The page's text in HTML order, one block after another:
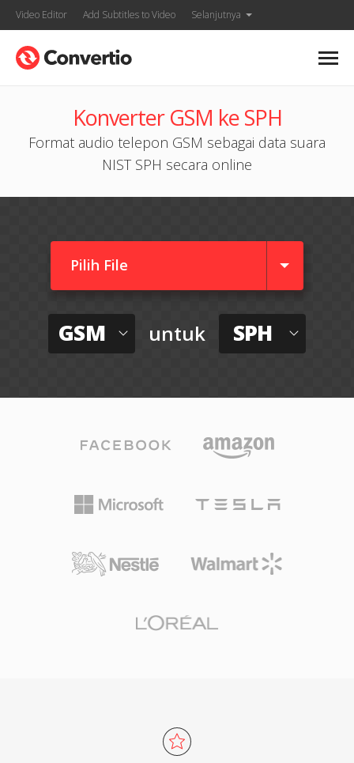
Video Editor Add Subtitles to Video Selanjutnya
Konverter GSM ke SPH
Format audio telepon GSM sebagai data suara
NIST SPH secara online
Pilih File
GSM untuk SPH